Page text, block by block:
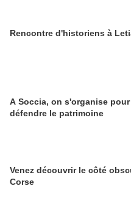
Rencontre d'historiens à
A Soccia, on s'organise pour
défendre le patrimoine
Venez découvrir le côté
Corse